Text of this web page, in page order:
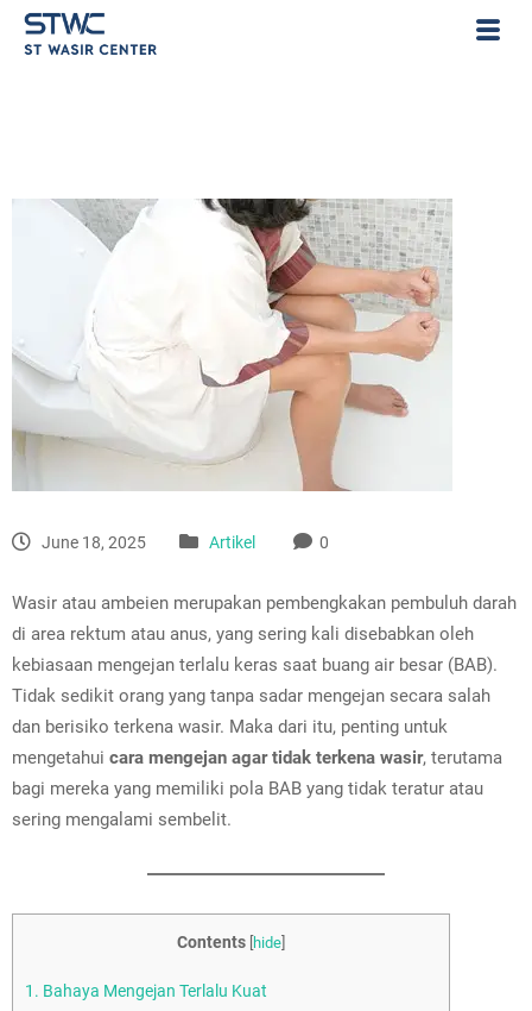
June 18, 2025 Artikel 0
Wasir atau ambeien merupakan pembengkakan pembuluh darah
di area rektum atau anus, yang sering kali disebabkan oleh
kebiasaan mengejan terlalu keras saat buang air besar (BAB).
Tidak sedikit orang yang tanpa sadar mengejan secara salah
dan berisiko terkena wasir. Maka dari itu, penting untuk
mengetahui cara mengejan agar tidak terkena wasir, terutama
bagi mereka yang memiliki pola BAB yang tidak teratur atau
sering mengalami sembelit.
Contents hide
1. Bahaya Mengejan Terlalu Kuat